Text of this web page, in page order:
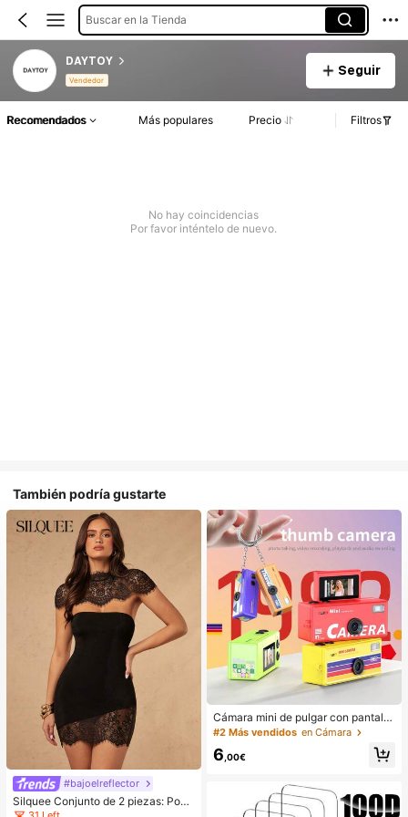
Buscar en la Tienda
DAYTOY
Vendedor
Seguir
Recomendados Más populares Precio Filtros
No hay coincidencias
Por favor inténtelo de nuevo.
También podría gustarte
#bajoelreflector
Silquee Conjunto de 2 piezas: Ponc
ho capa de encaje irregular y vestid
Cámara mini de pulgar con pantalla
giratoria, compatible con captura d
o para mochila
#2 Más vendidos en Cámara
6 ,00€